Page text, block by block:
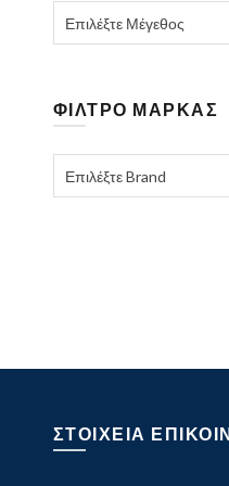
Επιλέξτε Μέγεθος
ΦΙΛΤΡΟ ΜΑΡΚΑΣ
Επιλέξτε Brand
ΣΤΟΙΧΕΙΑ